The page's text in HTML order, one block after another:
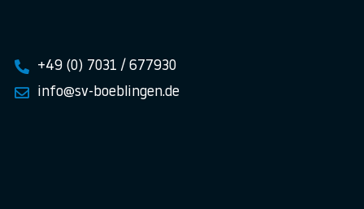
+49 (0) 7031 / 677930
info@sv-boeblingen.de